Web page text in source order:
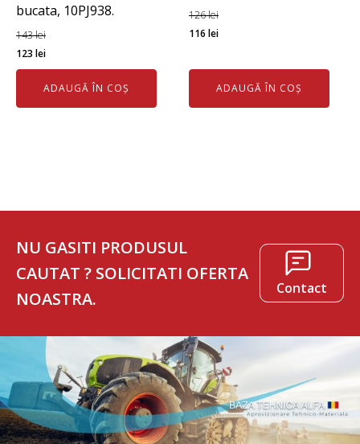
bucata, 10PJ938.
143lei
Prețul
inițial
fost:
123 leiPrețul
curent
este:
123 lei.
ADAUGĂ ÎN COȘ
126lei
Prețul
a
fost:
126 lei.
116leiPrețul
este:
116 lei.
ADAUGĂ ÎN COȘ
NU GASITI PRODUSUL
CAUTAT ? SOLICITATI OFERTA
NOASTRA.
Contact